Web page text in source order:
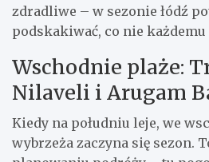
zdradliwe – w sezonie łódź
podskakiwać, co nie każdemu
Wschodnie plaże:
Nilaveli i Arugam
Kiedy na południu leje, we
wybrzeża zaczyna się sezon.